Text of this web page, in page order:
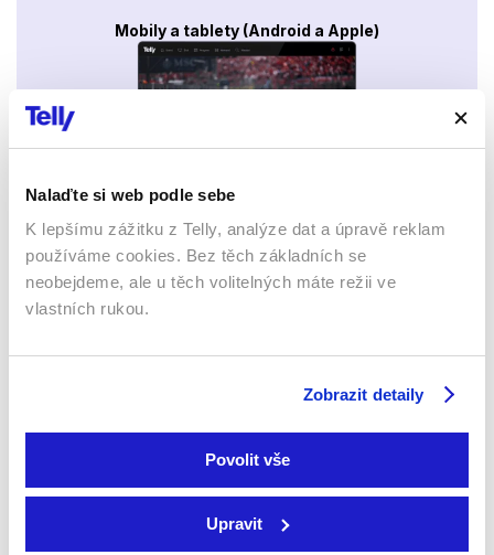
Nalaďte si web podle sebe
K lepšímu zážitku z Telly, analýze dat a úpravě reklam
používáme cookies. Bez těch základních se
neobejdeme, ale u těch volitelných máte režii ve
vlastních rukou.
Zobrazit detaily
Povolit vše
Upravit
Mobily a tablety (Android a Apple)
Webový prohlížeč
Xbox app